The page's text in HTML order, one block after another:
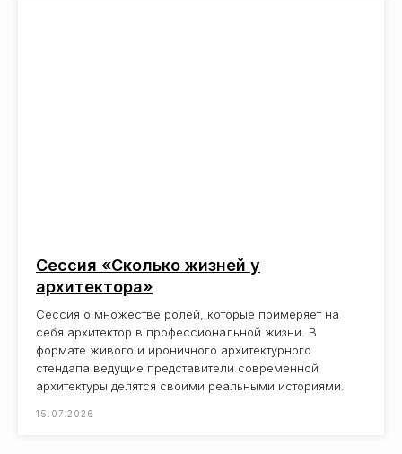
Сессия «Сколько жизней у
архитектора»
Сессия о множестве ролей, которые примеряет на
себя архитектор в профессиональной жизни. В
формате живого и ироничного архитектурного
стендапа ведущие представители современной
архитектуры делятся своими реальными историями.
15.07.2026